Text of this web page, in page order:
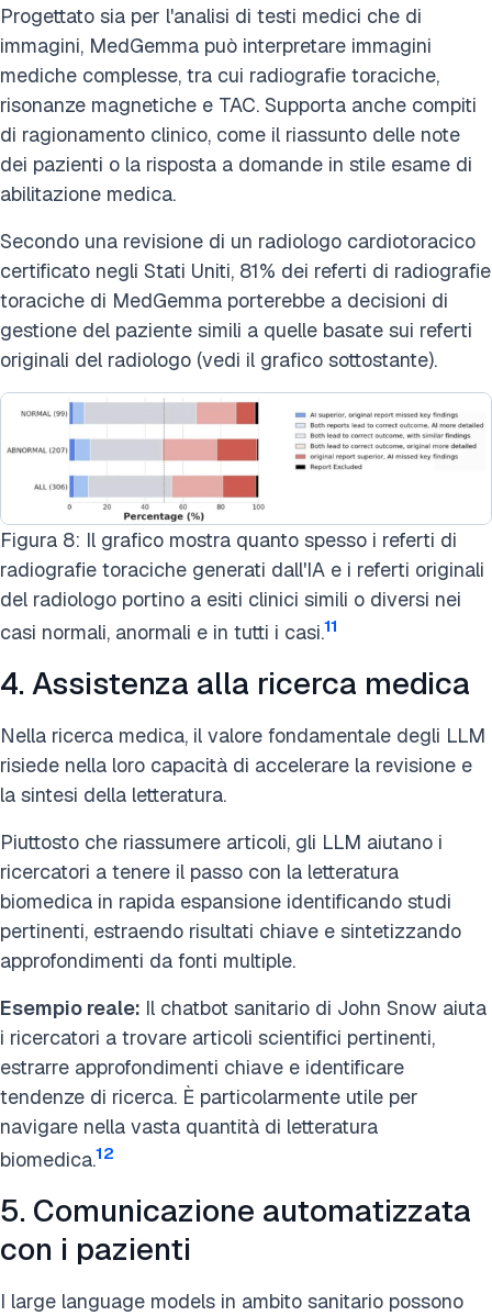
Progettato sia per l'analisi di testi medici che di
immagini, MedGemma può interpretare immagini
mediche complesse, tra cui radiografie toraciche,
risonanze magnetiche e TAC. Supporta anche compiti
di ragionamento clinico, come il riassunto delle note
dei pazienti o la risposta a domande in stile esame di
abilitazione medica.
Secondo una revisione di un radiologo cardiotoracico
certificato negli Stati Uniti, 81% dei referti di radiografie
toraciche di MedGemma porterebbe a decisioni di
gestione del paziente simili a quelle basate sui referti
originali del radiologo (vedi il grafico sottostante).
Figura 8: Il grafico mostra quanto spesso i referti di
radiografie toraciche generati dall'IA e i referti originali
del radiologo portino a esiti clinici simili o diversi nei
casi normali, anormali e in tutti i casi.11
4. Assistenza alla ricerca medica
Nella ricerca medica, il valore fondamentale degli LLM
risiede nella loro capacità di accelerare la revisione e
la sintesi della letteratura.
Piuttosto che riassumere articoli, gli LLM aiutano i
ricercatori a tenere il passo con la letteratura
biomedica in rapida espansione identificando studi
pertinenti, estraendo risultati chiave e sintetizzando
approfondimenti da fonti multiple.
Esempio reale: Il chatbot sanitario di John Snow aiuta
i ricercatori a trovare articoli scientifici pertinenti,
estrarre approfondimenti chiave e identificare
tendenze di ricerca. È particolarmente utile per
navigare nella vasta quantità di letteratura
biomedica.12
5. Comunicazione automatizzata
con i pazienti
I large language models in ambito sanitario possono